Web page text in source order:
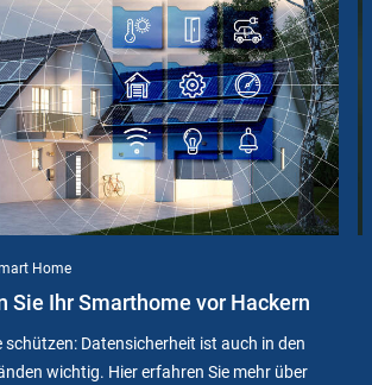
Home
Sie Ihr Smarthome vor Hackern
schützen: Datensicherheit ist auch in den
wichtig. Hier erfahren Sie mehr über